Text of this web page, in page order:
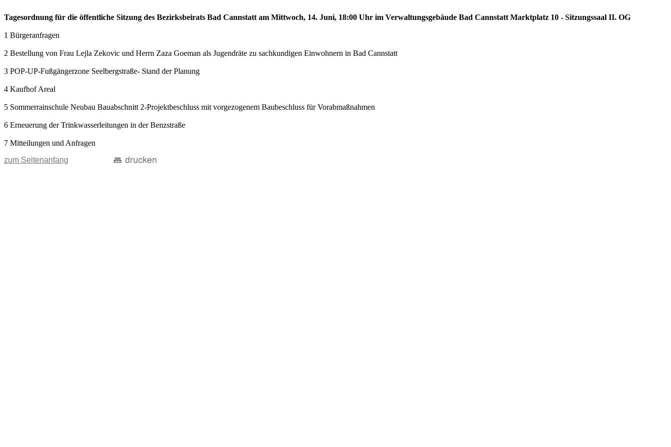
Tagesordnung für die öffentliche Sitzung des Bezirksbeirats Bad Cannstatt am Mittwoch, 14. Juni, 18:00 Uhr im Verwaltungsgebäude Bad Cannstatt Marktplatz 10 - Sitzungssaal II. OG
1 Bürgeranfragen
2 Bestellung von Frau Lejla Zekovic und Herrn Zaza Goeman als Jugendräte zu sachkundigen Einwohnern in Bad Cannstatt
3 POP-UP-Fußgängerzone Seelbergstraße- Stand der Planung
4 Kaufhof Areal
5 Sommerrainschule Neubau Bauabschnitt 2-Projektbeschluss mit vorgezogenem Baubeschluss für Vorabmaßnahmen
6 Erneuerung der Trinkwasserleitungen in der Benzstraße
7 Mitteilungen und Anfragen
zum Seitenanfang